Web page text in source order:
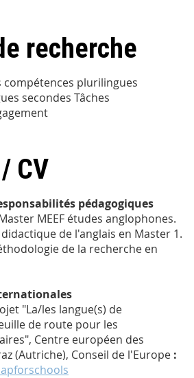
recherche
compétences plurilingues
secondes Tâches
CV
pédagogiques
MEEF études anglophones.
de l'anglais en Master 1.
de la recherche en
"La/les langue(s) de
de route pour les
Centre européen des
(Autriche), Conseil de l'Europe :